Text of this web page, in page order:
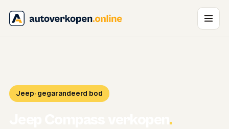
Jeep· gegarandeerd bod
.